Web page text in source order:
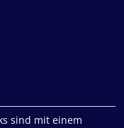
sind mit einem